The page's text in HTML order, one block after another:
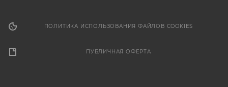
ПОЛИТИКА ИСПОЛЬЗОВАНИЯ ФАЙЛОВ COOKIES
ПУБЛИЧНАЯ ОФЕРТА